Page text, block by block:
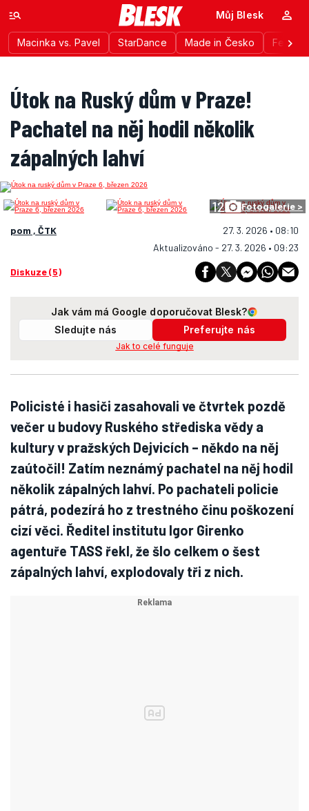
Macinka vs. Pavel StarDance Made in Česko
Můj Blesk
Útok na Ruský dům v Praze!
Pachatel na něj hodil několik
zápalných lahví
12 Fotogalerie >
pom , ČTK
27. 3. 2026 • 08:10
Aktualizováno - 27. 3. 2026 • 09:23
Diskuze (5)
Jak vám má Google doporučovat Blesk?
Sledujte nás
Preferujte nás
Jak to celé funguje
Policisté i hasiči zasahovali ve čtvrtek pozdě
večer u budovy Ruského střediska vědy a
kultury v pražských Dejvicích – někdo na něj
zaútočil! Zatím neznámý pachatel na něj hodil
několik zápalných lahví. Po pachateli policie
pátrá, podezírá ho z trestného činu poškození
cizí věci. Ředitel institutu Igor Girenko
agentuře TASS řekl, že šlo celkem o šest
zápalných lahví, explodovaly tři z nich.